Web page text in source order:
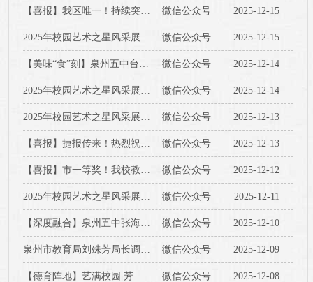
【喜报】我区唯一！持续突破！泉州五中台商区分校高中学子勇夺全国青少年信息学奥林匹克联赛（NOIP）省二等奖！ 微信公众号 2025-12-15
2025年校园艺术之星风采展（四） 微信公众号 2025-12-15
【美味“食”刻】泉州五中台商区分校第十六周食谱 微信公众号 2025-12-14
2025年校园艺术之星风采展（三） 微信公众号 2025-12-14
2025年校园艺术之星风采展（二） 微信公众号 2025-12-13
【喜报】捷报传来！热烈祝贺我校张钰、缪锦、林琼云老师获省级优秀作业设计 微信公众号 2025-12-13
【喜报】市一等奖！我校教师在人工智能应用与基础教育精品课评选中捷报频传 微信公众号 2025-12-12
2025年校园艺术之星风采展（一） 微信公众号 2025-12-11
【深度融合】泉州五中张海峰校长携年级管理团队莅临我校调研指导，共绘我校发展新蓝图 微信公众号 2025-12-10
泉州市教育局刘殊芳局长调研泉州五中台商区分校 微信公众号 2025-12-09
【德育阵地】艺满校园 芳华竞绽——泉州五中台商区分校第八届校园艺术节圆满落幕 微信公众号 2025-12-08